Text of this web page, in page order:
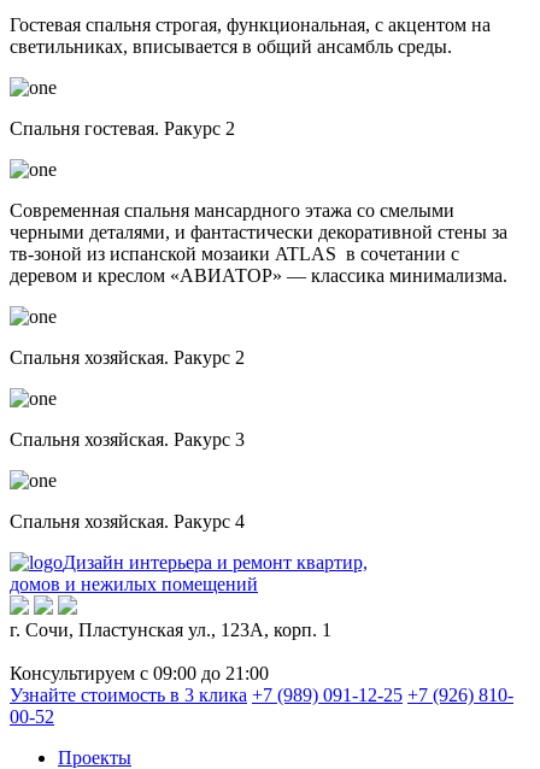
Гостевая спальня строгая, функциональная, с акцентом на
светильниках, вписывается в общий ансамбль среды.
Спальня гостевая. Ракурс 2
Современная спальня мансардного этажа со смелыми
черными деталями, и фантастически декоративной стены за
тв-зоной из испанской мозаики ATLAS в сочетании с
деревом и креслом «АВИАТОР» — классика минимализма.
Спальня хозяйская. Ракурс 2
Спальня хозяйская. Ракурс 3
Спальня хозяйская. Ракурс 4
Дизайн интерьера и ремонт квартир,
домов и нежилых помещений
г. Сочи, Пластунская ул., 123А, корп. 1
Консультируем с 09:00 до 21:00
Узнайте стоимость в 3 клика +7 (989) 091-12-25 +7 (926) 810-
00-52
Проекты